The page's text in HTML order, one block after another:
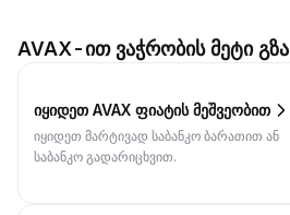
AVAX-ით ვაჭრობის მეტი გზა
იყიდეთ AVAX ფიატის მეშვეობით
იყიდეთ მარტივად საბანკო ბარათით ან
საბანკო გადარიცხვით.